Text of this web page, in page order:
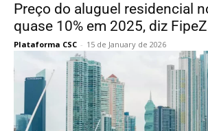
Preço do aluguel residencial
quase 10% em 2025, diz
Plataforma CSC - 15 de January de 2026